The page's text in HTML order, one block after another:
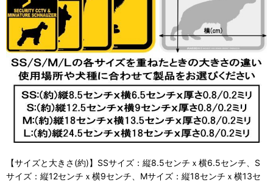
【サイズと大きさ(約)】SSサイズ：縦8.5センチｘ横6.5センチ、S
サイズ：縦12センチｘ横9センチ、Mサイズ：縦18センチｘ横13セ